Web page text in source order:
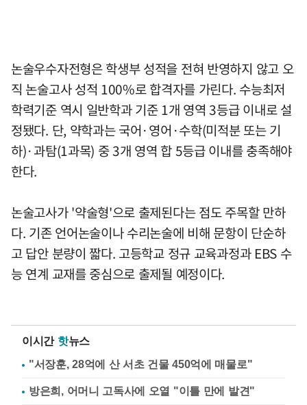
논술우수자전형은 학생부 성적을 전혀 반영하지 않고 오
직 논술고사 성적 100%로 합격자를 가린다. 수능최저
학력기준 역시 일반학과 기준 1개 영역 3등급 이내로 설
정됐다. 단, 약학과는 국어·영어·수학(미적분 또는 기
하)·과탐(1과목) 중 3개 영역 합 5등급 이내를 충족해야
한다.
논술고사가 '약술형'으로 출제된다는 점도 주목할 만하
다. 기존 언어논술이나 수리논술에 비해 문항이 단순하
고 답안 분량이 짧다. 고등학교 정규 교육과정과 EBS 수
능 연계 교재를 중심으로 출제될 예정이다.
이시간 핫뉴스
"서장훈, 28억에 산 서초 건물 450억에 매물로"
방은희, 어머니 고독사에 오열 "이틀 만에 발견"